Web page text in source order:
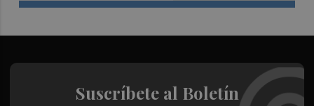
Suscríbete al Boletín